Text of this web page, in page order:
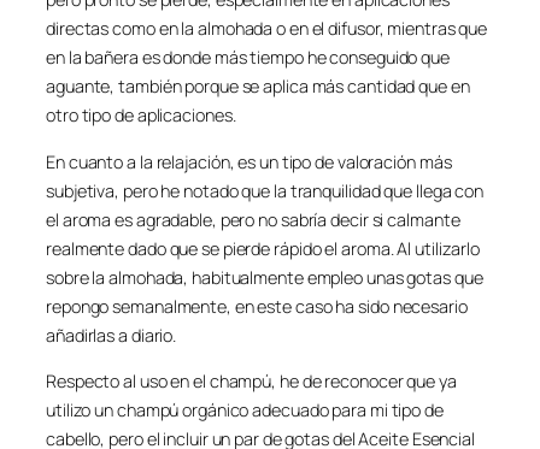
directas como en la almohada o en el difusor, mientras que
en la bañera es donde más tiempo he conseguido que
aguante, también porque se aplica más cantidad que en
otro tipo de aplicaciones.
En cuanto a la relajación, es un tipo de valoración más
subjetiva, pero he notado que la tranquilidad que llega con
el aroma es agradable, pero no sabría decir si calmante
realmente dado que se pierde rápido el aroma. Al utilizarlo
sobre la almohada, habitualmente empleo unas gotas que
repongo semanalmente, en este caso ha sido necesario
añadirlas a diario.
Respecto al uso en el champú, he de reconocer que ya
utilizo un champú orgánico adecuado para mi tipo de
cabello, pero el incluir un par de gotas del Aceite Esencial